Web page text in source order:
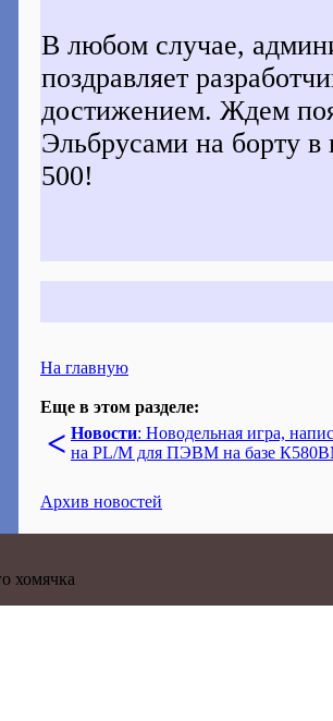
В любом случае,
поздравляет
достижением. Ждем
Эльбрусами на борту в
500!
На главную
Еще в этом разделе:
< Новости: Новодельная игра,
на PL/M для ПЭВМ на базе
Архив новостей
хомячка